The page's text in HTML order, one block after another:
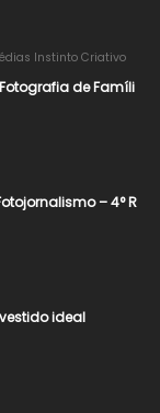
Instinto Criativo
de Famíli
– 4° R
ideal